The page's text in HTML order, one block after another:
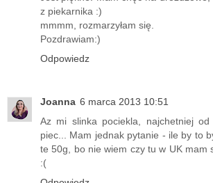
z piekarnika :)
mmmm, rozmarzyłam się.
Pozdrawiam:)
Odpowiedz
Joanna 6 marca 2013 10:51
Az mi slinka pociekla, najchetniej
piec... Mam jednak pytanie - ile by to
te 50g, bo nie wiem czy tu w UK mam
:(